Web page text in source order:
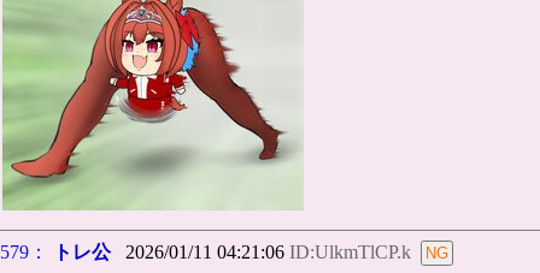
579： トレ公2026/01/11 04:21:06 ID:UlkmTlCP.k